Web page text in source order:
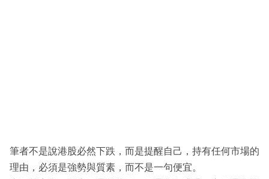
筆者不是說港股必然下跌，而是提醒自己，持有任何市場的
理由，必須是強勢與質素，而不是一句便宜。